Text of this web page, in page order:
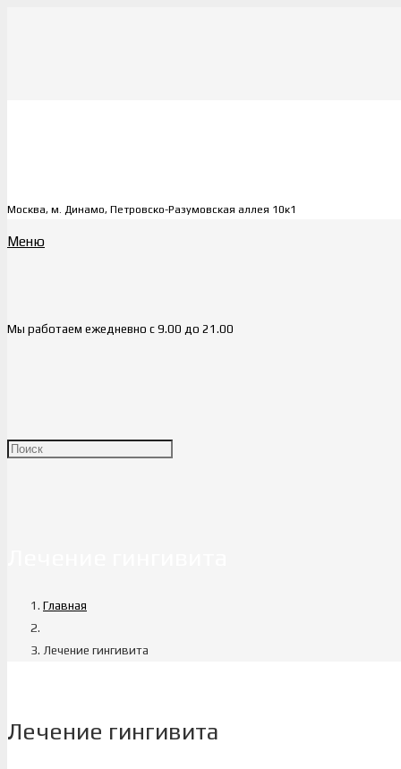
Москва, м. Динамо, Петровско-Разумовская аллея 10к1
Мы работаем ежедневно с 9.00 до 21.00
Меню
Главная
Лечение гингивита
Лечение гингивита